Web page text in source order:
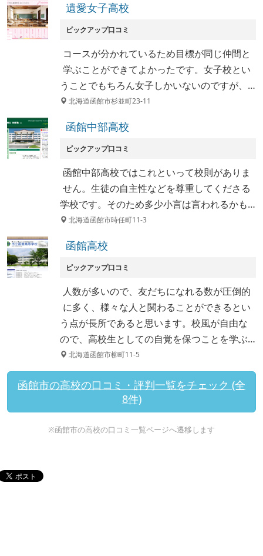
遺愛女子高校
ピックアップ口コミ
コースが分かれているため目標が同じ仲間と
学ぶことができてよかったです。女子校とい
うことでもちろん女子しかいないのですが、…
北海道函館市杉並町23-11
函館中部高校
ピックアップ口コミ
函館中部高校ではこれといって校則がありま
せん。生徒の自主性などを尊重してくださる
学校です。そのため多少小言は言われるかも…
北海道函館市時任町11-3
函館高校
ピックアップ口コミ
人数が多いので、友だちになれる数が圧倒的
に多く、様々な人と関わることができるとい
う点が長所であると思います。校風が自由な
ので、高校生としての自覚を保つことを学ぶ…
北海道函館市柳町11-5
函館市の高校の口コミ・評判一覧をチェック (全
8件)
※函館市の高校の口コミ一覧ページへ遷移します